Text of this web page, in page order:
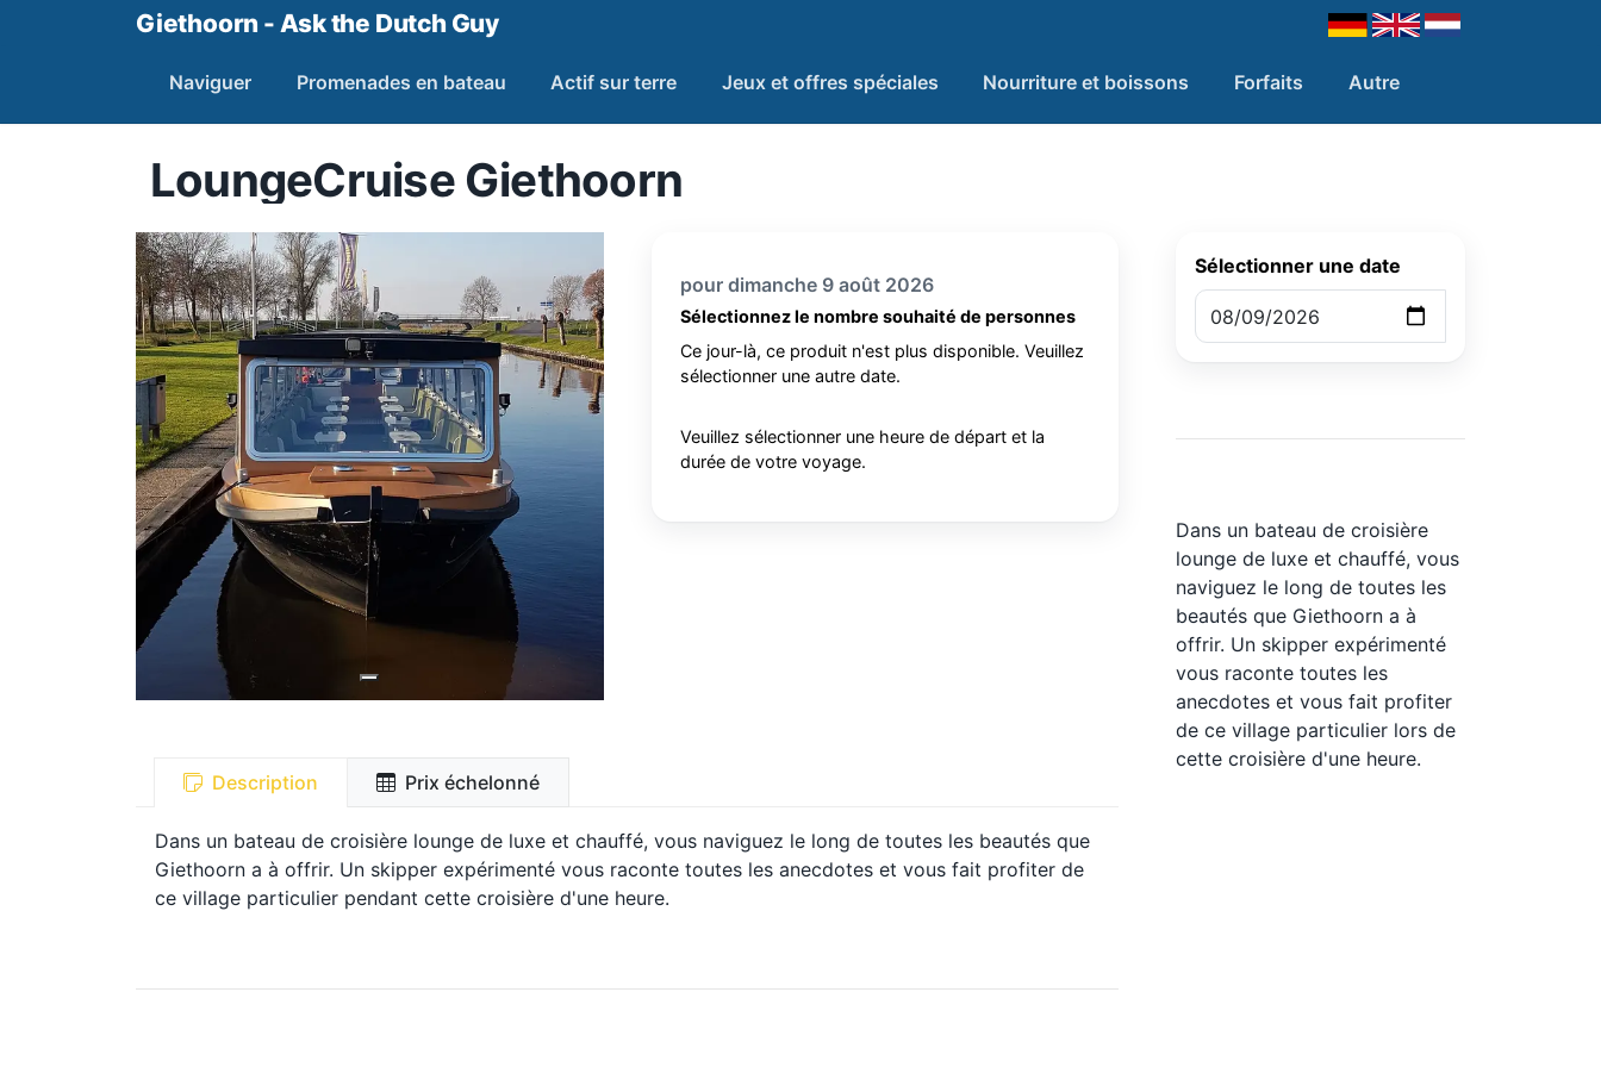
Giethoorn - Ask the Dutch Guy
Naviguer Promenades en bateau Actif sur terre Jeux et offres spéciales Nourriture et boissons Forfaits Autre
LoungeCruise Giethoorn
pour dimanche 9 août 2026
Sélectionnez le nombre souhaité de personnes
Ce jour-là, ce produit n'est plus disponible. Veuillez
sélectionner une autre date.
Veuillez sélectionner une heure de départ et la
durée de votre voyage.
Description Prix échelonné
Dans un bateau de croisière lounge de luxe et chauffé, vous naviguez le long de toutes les beautés que
Giethoorn a à offrir. Un skipper expérimenté vous raconte toutes les anecdotes et vous fait profiter de
ce village particulier pendant cette croisière d'une heure.
Sélectionner une date
Dans un bateau de croisière
lounge de luxe et chauffé, vous
naviguez le long de toutes les
beautés que Giethoorn a à
offrir. Un skipper expérimenté
vous raconte toutes les
anecdotes et vous fait profiter
de ce village particulier lors de
cette croisière d'une heure.